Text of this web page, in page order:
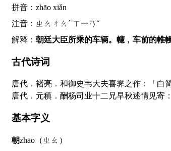
拼音：zhāo xiǎn
注音：ㄓㄠㄔㄠˊ ㄒ一ㄢˇ
解释： 朝廷大臣所乘的车辆。幰﹐车前的帷
古代诗词
唐代．褚亮．和御史韦大夫喜霁之作：「白
唐代．元稹．酬杨司业十二兄早秋述情见寄
基本字义
朝zhāo（ㄓㄠ）